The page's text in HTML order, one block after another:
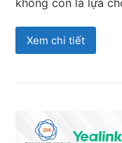
Xem chi tiết